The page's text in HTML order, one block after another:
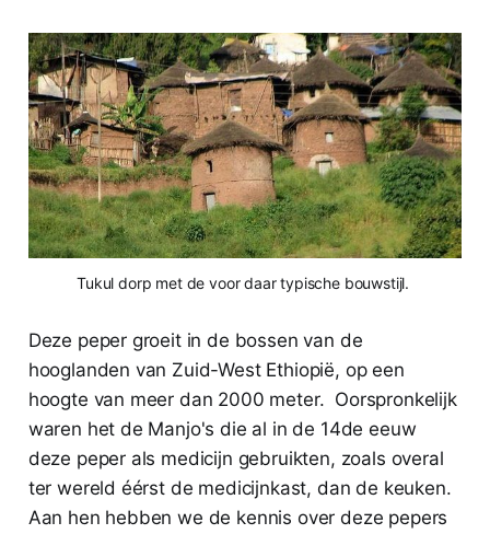
Tukul dorp met de voor daar typische bouwstijl.
Deze peper groeit in de bossen van de
hooglanden van Zuid-West Ethiopië, op een
hoogte van meer dan 2000 meter. Oorspronkelijk
waren het de Manjo's die al in de 14de eeuw
deze peper als medicijn gebruikten, zoals overal
ter wereld éérst de medicijnkast, dan de keuken.
Aan hen hebben we de kennis over deze pepers